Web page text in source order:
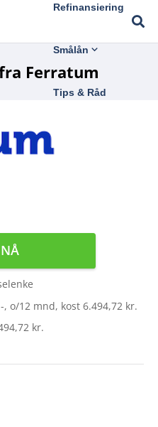
Refinansiering
Smålån
Tips & Råd
Ferratum
o/12 mnd, kost 6.494,72 kr.
kr.